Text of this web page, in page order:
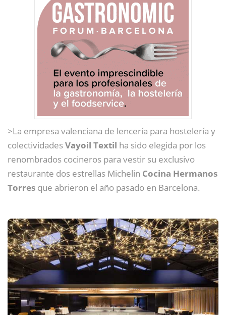
>La empresa valenciana de lencería para hostelería y
colectividadesVayoil Textil ha sido elegida por los
renombrados cocineros para vestir su exclusivo
restaurante dos estrellas Michelin Cocina Hermanos
Torres que abrieron el año pasado en Barcelona.